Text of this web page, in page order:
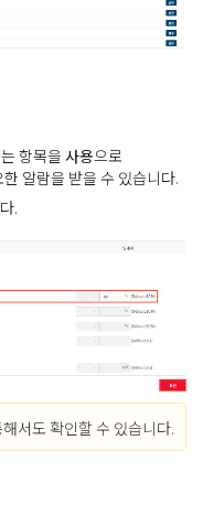
항목을 사용으로
알람을 받을 수 있습니다.
.
서도 확인할 수 있습니다.